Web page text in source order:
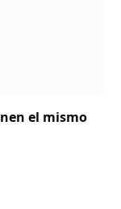
el mismo